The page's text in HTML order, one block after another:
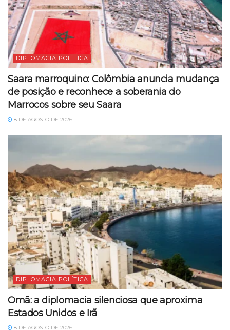
DIPLOMACIA POLÍTICA
Saara marroquino: Colômbia anuncia mudança
de posição e reconhece a soberania do
Marrocos sobre seu Saara
8 DE AGOSTO DE 2026
DIPLOMACIA POLÍTICA
Omã: a diplomacia silenciosa que aproxima
Estados Unidos e Irã
8 DE AGOSTO DE 2026